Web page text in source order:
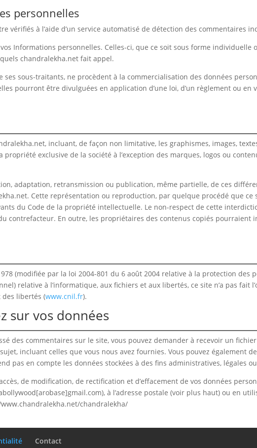
personnelles
vérifiés à l’aide d’un service automatisé de détection des commentaires
Informations personnelles. Celles-ci, que ce soit sous forme individuelle
chandralekha.net fait appel.
ses sous-traitants, ne procèdent à la commercialisation des données
pourront être divulguées en application d’une loi, d’un règlement ou en
incluant, de façon non limitative, les graphismes, images,
exclusive de la société à l’exception des marques, logos ou
adaptation, retransmission ou publication, même partielle, de ces
Cette représentation ou reproduction, par quelque procédé que
du Code de la propriété intellectuelle. Le non-respect de cette
contrefacteur. En outre, les propriétaires des contenus copiés pourraient
(modifiée par la loi 2004-801 du 6 août 2004 relative à la protection des
relative à l’informatique, aux fichiers et aux libertés, ce site n’a pas fait
des libertés (www.cnil.fr).
sur vos données
des commentaires sur le site, vous pouvez demander à recevoir un
incluant celles que vous nous avez fournies. Vous pouvez également
pas en compte les données stockées à des fins administratives, légales
de modification, de rectification et d’effacement de vos données
), à l’adresse postale (voir plus haut) ou en
chandralekha/
Contact